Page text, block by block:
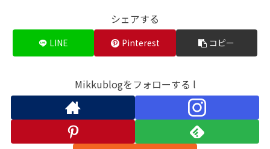
シェアする
LINE Pinterest コピー
Mikkublogをフォローする l